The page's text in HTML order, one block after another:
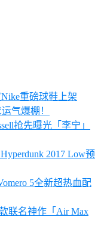
重磅球鞋上架
气爆棚！
抢先曝光「李宁」
2017 Low预
5全新超热血配
联名神作「Air Max